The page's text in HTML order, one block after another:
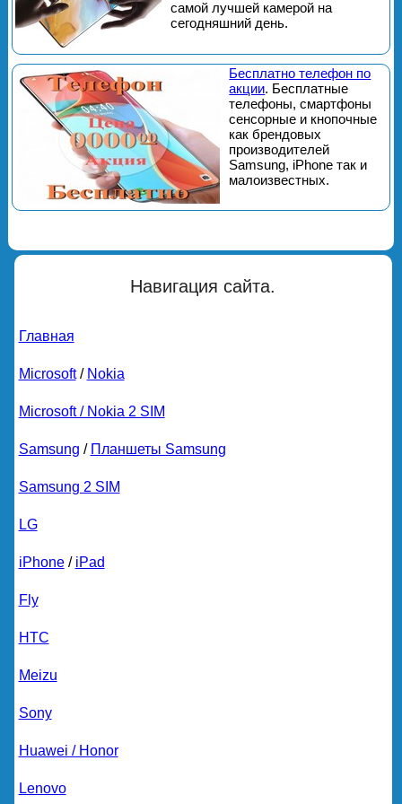
самой лучшей камерой на
сегодняшний день.
Бесплатно телефон по
акции. Бесплатные
телефоны, смартфоны
сенсорные и кнопочные
как брендовых
производителей
Samsung, iPhone так и
малоизвестных.
Навигация сайта.
Главная
Microsoft/ Nokia
Microsoft / Nokia 2 SIM
Samsung / Планшеты Samsung
Samsung 2 SIM
LG
iPhone/ iPad
Fly
HTC
Meizu
Sony
Huawei / Honor
Lenovo